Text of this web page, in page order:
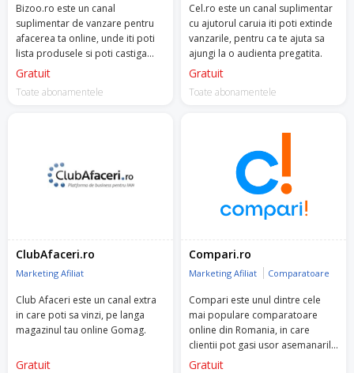
Bizoo.ro este un canal
suplimentar de vanzare pentru
afacerea ta online, unde iti poti
lista produsele si poti castiga
increderea clientilor care cauta
maximizand profitul.
Gratuit
Toate abonamentele
Cel.ro este un canal suplimentar
cu ajutorul caruia iti poti extinde
vanzarile, pentru ca te ajuta sa
ajungi la o audienta pregatita.
Gratuit
Toate abonamentele
ClubAfaceri.ro
Marketing Afiliat
Club Afaceri este un canal extra
in care poti sa vinzi, pe langa
magazinul tau online Gomag.
Gratuit
Compari.ro
Marketing Afiliat Comparatoare
Compari este unul dintre cele
mai populare comparatoare
online din Romania, in care
clientii pot gasi usor asemanarile
si deosebirile dintre ofertele a
Gratuit